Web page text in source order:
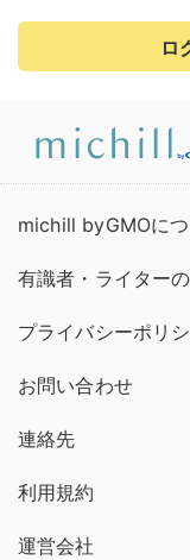
ロ
michill byGMOに
有識者・ライター
プライバシーポリ
お問い合わせ
連絡先
利用規約
運営会社